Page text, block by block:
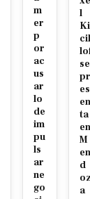
m
er
p
or
ac
us
ar
lo
de
im
pu
ls
ar
ne
go
l
Ki
cil
se
pr
es
en
ta
en
M
en
d
oz
a